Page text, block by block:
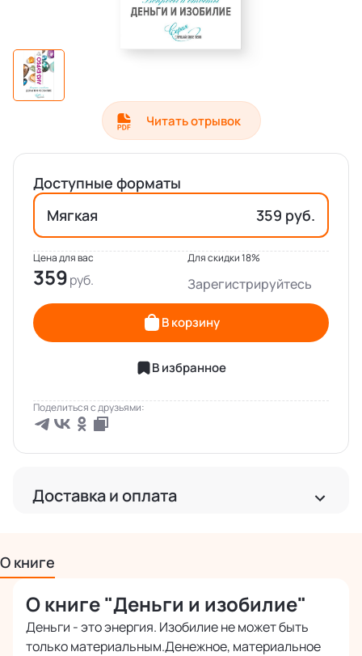
Читать отрывок
Доступные форматы
Мягкая
359 руб.
Цена для вас
359
Для скидки 18%
Зарегистрируйтесь
В корзину
В избранное
Поделиться с друзьями:
Доставка и оплата
Бесплатная доставка по РФ
Бесплатная доставка за рубеж от 2 000 руб.
Международная доставка почтой
Точная стоимость расчитывается при оформлении заказа
О книге
О книге "Деньги и изобилие"
Деньги - это энергия. Изобилие не может быть
только материальным.Денежное, материальное